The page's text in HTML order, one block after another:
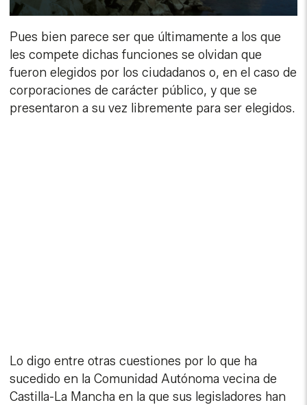
Pues bien parece ser que últimamente a los que
les compete dichas funciones se olvidan que
fueron elegidos por los ciudadanos o, en el caso de
corporaciones de carácter público, y que se
presentaron a su vez libremente para ser elegidos.
Lo digo entre otras cuestiones por lo que ha
sucedido en la Comunidad Autónoma vecina de
Castilla-La Mancha en la que sus legisladores han